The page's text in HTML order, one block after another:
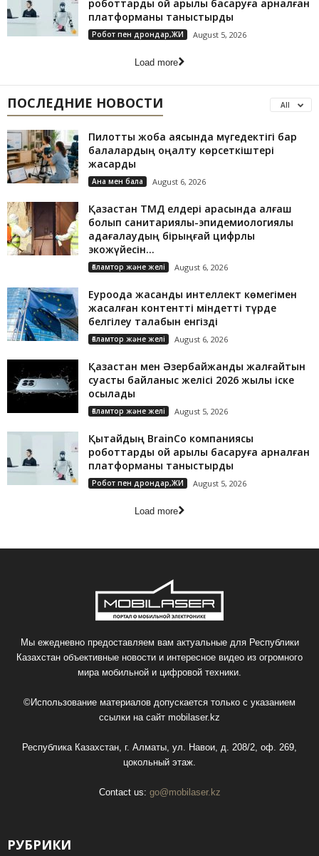
роботтарды ой арқылы басқаруға арналған
платформаны таныстырды
Робот пен дрондар,ЖИ August 5, 2026
Load more
ПОСЛЕДНИЕ НОВОСТИ All
Пилоттық жоба аясында мүгедектігі бар
балалардың оңалту көрсеткіштері
жақсарды
Ана мен бала August 6, 2026
Қазақстан ТМД елдері арасында алғаш
болып санитариялық-эпидемиологиялық
қадағалаудың бірыңғай цифрлық
экожүйесін...
Ғаламтор және желі August 6, 2026
Еуроодақ жасанды интеллект көмегімен
жасалған контентті міндетті түрде
белгілеу талабын енгізді
Ғаламтор және желі August 6, 2026
Қазақстан мен Әзербайжанды жалғайтын
суасты байланыс желісі 2026 жылы іске
қосылады
Ғаламтор және желі August 5, 2026
Қытайдың BrainCo компаниясы
роботтарды ой арқылы басқаруға арналған
платформаны таныстырды
Робот пен дрондар,ЖИ August 5, 2026
Load more
Мы ежедневно предоставляем вам актуальные для Республики
Казахстан объективные новости и интересное видео из огромного
мира мобильной и цифровой техники.
©Использование материалов допускается только с указанием
ссылки на сайт mobilaser.kz
Республика Казахстан, г. Алматы, ул. Навои, д. 208/2, оф. 269,
цокольный этаж.
Contact us: go@mobilaser.kz
РУБРИКИ